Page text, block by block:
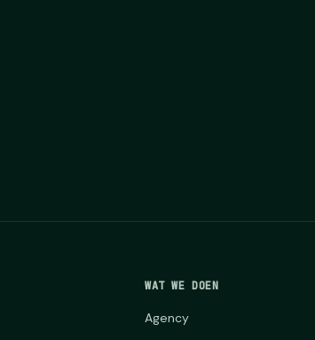
WAT WE DOEN
Agency